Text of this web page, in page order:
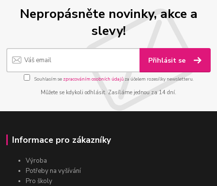
Nepropásněte novinky, akce a
slevy!
Přihlásit se
Souhlasím se zpracováním osobních údajůza účelem rozesílky newsletteru.
Můžete se kdykoli odhlásit. Zasíláme jednou za 14 dní.
Informace pro zákazníky
Výroba
Potřeby na vyšívání
Pro školy